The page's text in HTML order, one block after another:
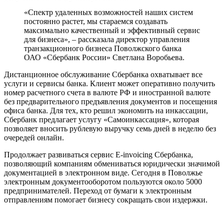
«Спектр удаленных возможностей наших систем
постоянно растет, мы стараемся создавать
максимально качественный и эффективный сервис
для бизнеса», – рассказала директор управления
транзакционного бизнеса Поволжского банка
ОАО «Сбербанк России» Светлана Воробьева.
Дистанционное обслуживание Сбербанка охватывает все
услуги и сервисы банка. Клиент может оперативно получить
номер расчетного счета в валюте РФ и иностранной валюте
без предварительного предъявления документов и посещения
офиса банка. Для тех, кто решил экономить на инкассации,
Сбербанк предлагает услугу «Самоинкассация», которая
позволяет вносить рублевую выручку семь дней в неделю без
очередей онлайн.
Продолжает развиваться сервис E-invoicing Сбербанка,
позволяющий компаниям обмениваться юридически значимой
документацией в электронном виде. Сегодня в Поволжье
электронным документооборотом пользуются около 5000
предпринимателей. Переход от бумаги к электронным
отправлениям помогает бизнесу сокращать свои издержки.